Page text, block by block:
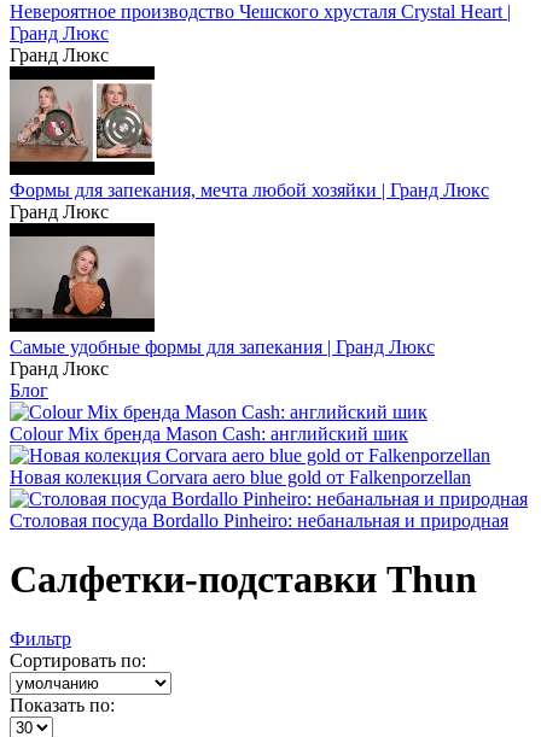
Невероятное производство Чешского хрусталя Crystal Heart |
Гранд Люкс
Гранд Люкс
Формы для запекания, мечта любой хозяйки | Гранд Люкс
Гранд Люкс
Самые удобные формы для запекания | Гранд Люкс
Гранд Люкс
Блог
Colour Mix бренда Mason Cash: английский шик
Новая колекция Corvara aero blue gold от Falkenporzellan
Столовая посуда Bordallo Pinheiro: небанальная и природная
Салфетки-подставки Thun
Фильтр
Сортировать по:
Показать по: